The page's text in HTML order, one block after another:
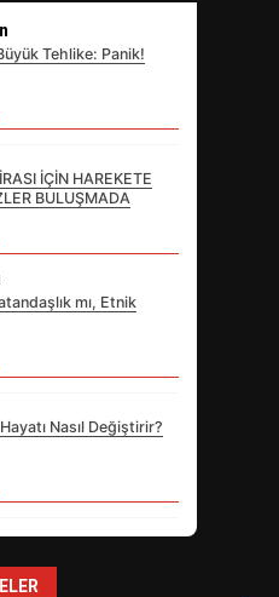
Tehlike: Panik!
İÇİN HAREKETE
BULUŞMADA
mı, Etnik
Nasıl Değiştirir?
ATAMA:
NE